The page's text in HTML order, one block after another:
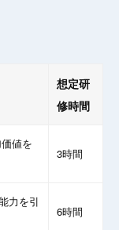
想定研
修時間
値を
3時間
力を引
6時間